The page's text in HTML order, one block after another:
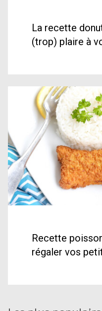
La recette
(trop) plaire à
Recette
régaler vos